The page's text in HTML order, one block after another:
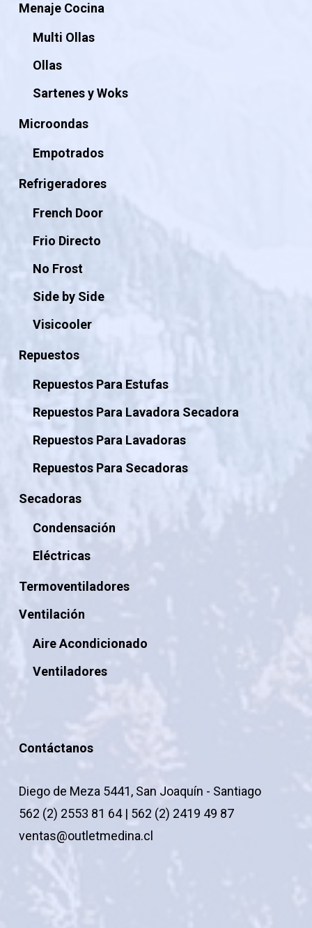
Menaje Cocina
Multi Ollas
Ollas
Sartenes y Woks
Microondas
Empotrados
Refrigeradores
French Door
Frio Directo
No Frost
Side by Side
Visicooler
Repuestos
Repuestos Para Estufas
Repuestos Para Lavadora Secadora
Repuestos Para Lavadoras
Repuestos Para Secadoras
Secadoras
Condensación
Eléctricas
Termoventiladores
Ventilación
Aire Acondicionado
Ventiladores
Contáctanos
Diego de Meza 5441, San Joaquín - Santiago
562 (2) 2553 81 64 | 562 (2) 2419 49 87
ventas@outletmedina.cl